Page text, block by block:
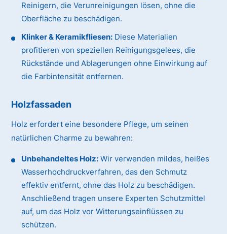
Reinigern, die Verunreinigungen lösen, ohne die
Oberfläche zu beschädigen.
Klinker & Keramikfliesen: Diese Materialien
profitieren von speziellen Reinigungsgelees, die
Rückstände und Ablagerungen ohne Einwirkung auf
die Farbintensität entfernen.
Holzfassaden
Holz erfordert eine besondere Pflege, um seinen
natürlichen Charme zu bewahren:
Unbehandeltes Holz: Wir verwenden mildes, heißes
Wasserhochdruckverfahren, das den Schmutz
effektiv entfernt, ohne das Holz zu beschädigen.
Anschließend tragen unsere Experten Schutzmittel
auf, um das Holz vor Witterungseinflüssen zu
schützen.